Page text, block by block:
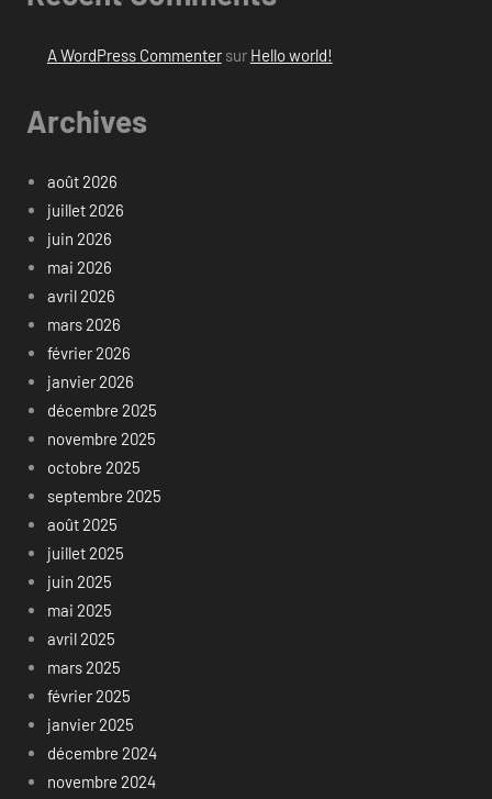
A WordPress Commentersur Hello world!
Archives
août 2026
juillet 2026
juin 2026
mai 2026
avril 2026
mars 2026
février 2026
janvier 2026
décembre 2025
novembre 2025
octobre 2025
septembre 2025
août 2025
juillet 2025
juin 2025
mai 2025
avril 2025
mars 2025
février 2025
janvier 2025
décembre 2024
novembre 2024